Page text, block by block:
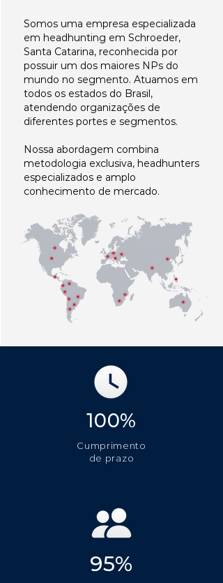
Somos uma empresa especializada
em headhunting em Schroeder,
Santa Catarina, reconhecida por
possuir um dos maiores NPs do
mundo no segmento. Atuamos em
todos os estados do Brasil,
atendendo organizações de
diferentes portes e segmentos.
Nossa abordagem combina
metodologia exclusiva, headhunters
especializados e amplo
conhecimento de mercado.
100%
Cumprimento
de prazo
95%